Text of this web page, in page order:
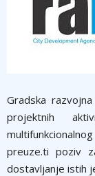
Gradska
projektnih
preuze.ti poziv
dostavljanje istih